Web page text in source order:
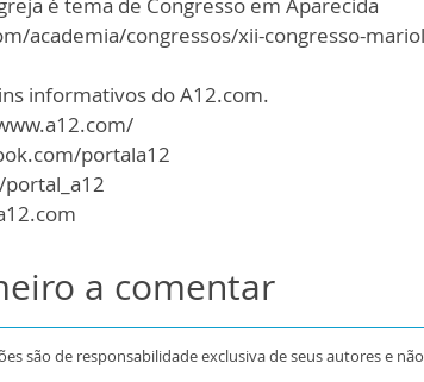
academia/congressos/xii-congresso-
informativos do A12.com.
portala12
a comentar
são de responsabilidade exclusiva de seus autores e